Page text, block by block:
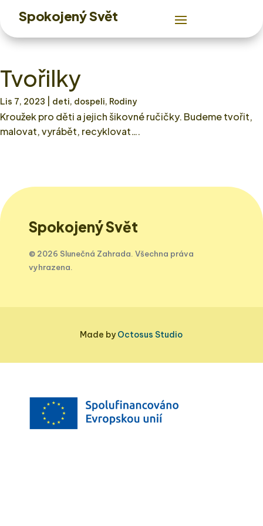
Spokojený Svět
Tvořilky
Lis 7, 2023 | deti, dospeli, Rodiny
Kroužek pro děti a jejich šikovné ručičky. Budeme tvořit,
malovat, vyrábět, recyklovat….
Spokojený Svět
© 2026 Slunečná Zahrada. Všechna práva
vyhrazena.
Made by Octosus Studio